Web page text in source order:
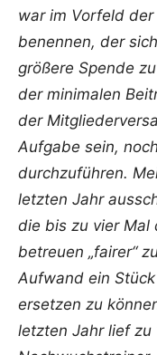
war im Vorfeld der
benennen, der
größere Spende
der minimalen
der
Aufgabe sein,
durchzuführen.
letzten Jahr
die bis zu vier Mal
betreuen „fairer“
Aufwand ein
ersetzen zu
letzten Jahr lief zu